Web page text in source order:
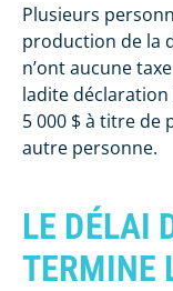
Plusieurs
production de la
n’ont aucune
ladite déclaration
5 000 $ à titre de
autre personne.
LE DÉLAI
TERMINE